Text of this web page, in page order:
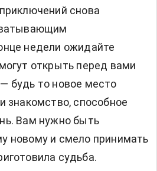
снова
недели ожидайте
открыть перед вами
будь то новое место
знакомство, способное
Вам нужно быть
новому и смело принимать
судьба.